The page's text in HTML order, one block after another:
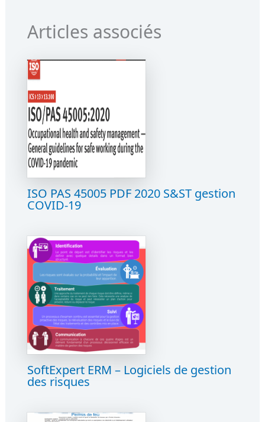
Articles associés
ISO PAS 45005 PDF 2020 S&ST gestion
COVID-19
SoftExpert ERM – Logiciels de gestion
des risques